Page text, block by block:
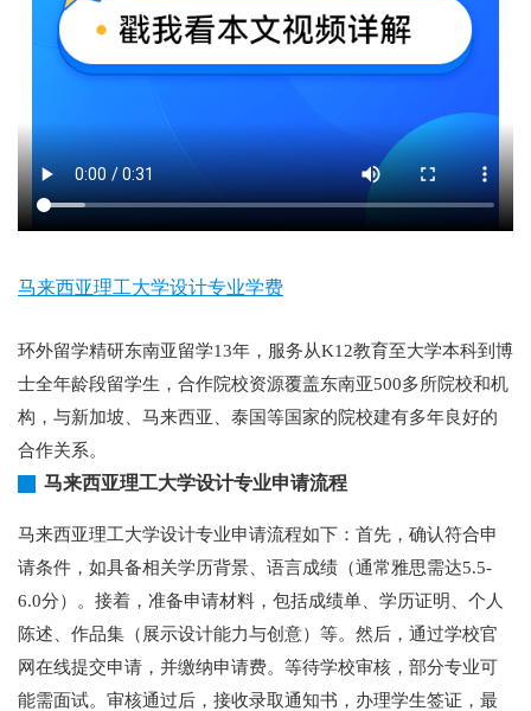
马来西亚理工大学设计专业学费
环外留学精研东南亚留学13年，服务从K12教育至大学本科到博
士全年龄段留学生，合作院校资源覆盖东南亚500多所院校和机
构，与新加坡、马来西亚、泰国等国家的院校建有多年良好的
合作关系。
马来西亚理工大学设计专业申请流程
马来西亚理工大学设计专业申请流程如下：首先，确认符合申
请条件，如具备相关学历背景、语言成绩（通常雅思需达5.5-
6.0分）。接着，准备申请材料，包括成绩单、学历证明、个人
陈述、作品集（展示设计能力与创意）等。然后，通过学校官
网在线提交申请，并缴纳申请费。等待学校审核，部分专业可
能需面试。审核通过后，接收录取通知书，办理学生签证，最